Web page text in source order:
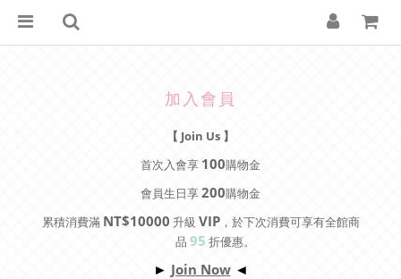
加入會員
【 Join Us 】
首次入會享 100購物金
會員生日享 200購物金
累積消費滿 NT$10000 升級 VIP，於下次消費可享有全館商
品 95 折優惠。
► Join Now ◄